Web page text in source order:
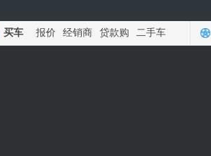
买车 报价 经销商 贷款购 二手车